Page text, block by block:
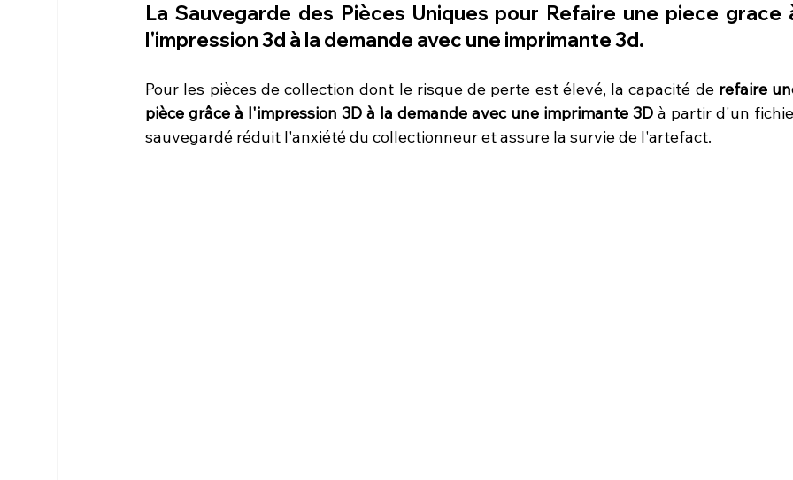
La Sauvegarde des Pièces Uniques pour Refaire une piece grace
l'impression 3d à la demande avec une imprimante 3d.
Pour les pièces de collection dont le risque de perte est élevé, la capacité de refaire
pièce grâce à l'impression 3D à la demande avec une imprimante 3D à partir d'un
sauvegardé réduit l'anxiété du collectionneur et assure la survie de l'artefact.